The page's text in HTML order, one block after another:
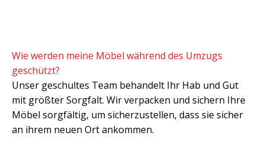
Wie werden meine Möbel während des Umzugs
geschützt?
Unser geschultes Team behandelt Ihr Hab und Gut
mit größter Sorgfalt. Wir verpacken und sichern Ihre
Möbel sorgfältig, um sicherzustellen, dass sie sicher
an ihrem neuen Ort ankommen.